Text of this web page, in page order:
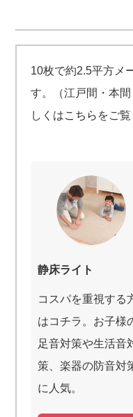
10枚で約2.5平方メ
す。（江戸間・本
しくはこちら をご覧
静床ライト
コスパを重視する
はコチラ。お子様
足音対策や生活音
策、楽器の防音対
に人気。